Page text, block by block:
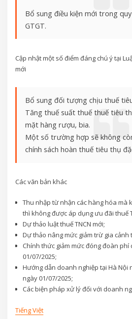
Bổ sung điều kiện mới trong
GTGT.
Cập nhật một số điểm đáng chú ý tại
mới
Bổ sung đối tượng chịu thuế
Tăng thuế suất thuế thuế tiêu
mặt hàng rượu, bia.
Một số trường hợp sẽ không
chính sách hoàn thuế tiêu thụ
Các văn bản khác
Thu nhập từ nhận các hàng hóa mà
thì không được áp dụng ưu đãi thuế
Dự thảo luật thuế TNCN mới;
Dự thảo nâng mức giảm trừ gia cảnh
Chính thức giảm mức đóng đoàn
01/07/2025;
Hướng dẫn doanh nghiệp tại Hà Nội
ngày 01/07/2025;
Các biện pháp xử lý đối với doanh
Tiếng Việt